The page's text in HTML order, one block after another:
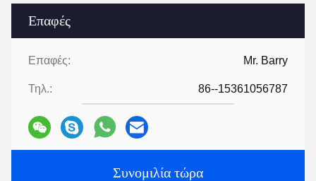
Επαφές
Επαφές: Mr. Barry
Τηλ.: 86--15361056787
Συνομιλία τώρα